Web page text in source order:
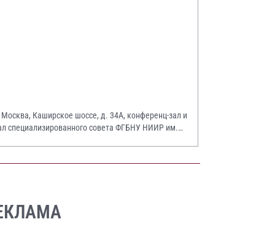
Москва, Каширское шоссе, д. 34А, конференц-зал и
специализированного совета ФГБНУ НИИР им.